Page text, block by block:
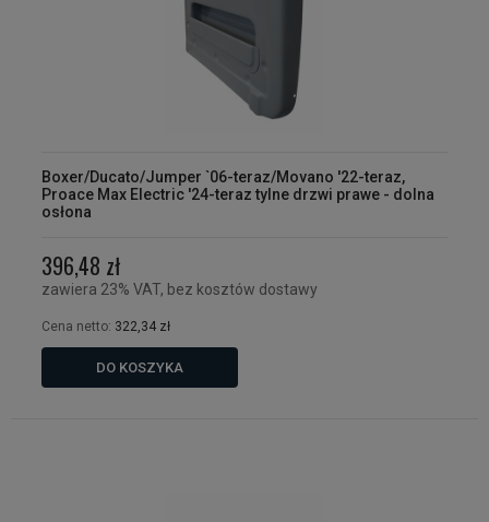
Boxer/Ducato/Jumper `06-teraz/Movano '22-teraz,
Proace Max Electric '24-teraz tylne drzwi prawe - dolna
osłona
396,48 zł
zawiera 23% VAT, bez kosztów dostawy
Cena netto: 322,34 zł
DO KOSZYKA